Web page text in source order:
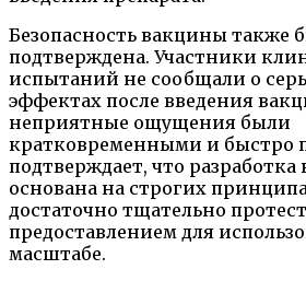
Безопасность вакцины также
подтверждена. Участники
испытаний не сообщали о
эффектах после введения
неприятные ощущения были
кратковременными и быстро
подтверждает, что
основана на строгих
достаточно тщательно
предоставлением для
масштабе.